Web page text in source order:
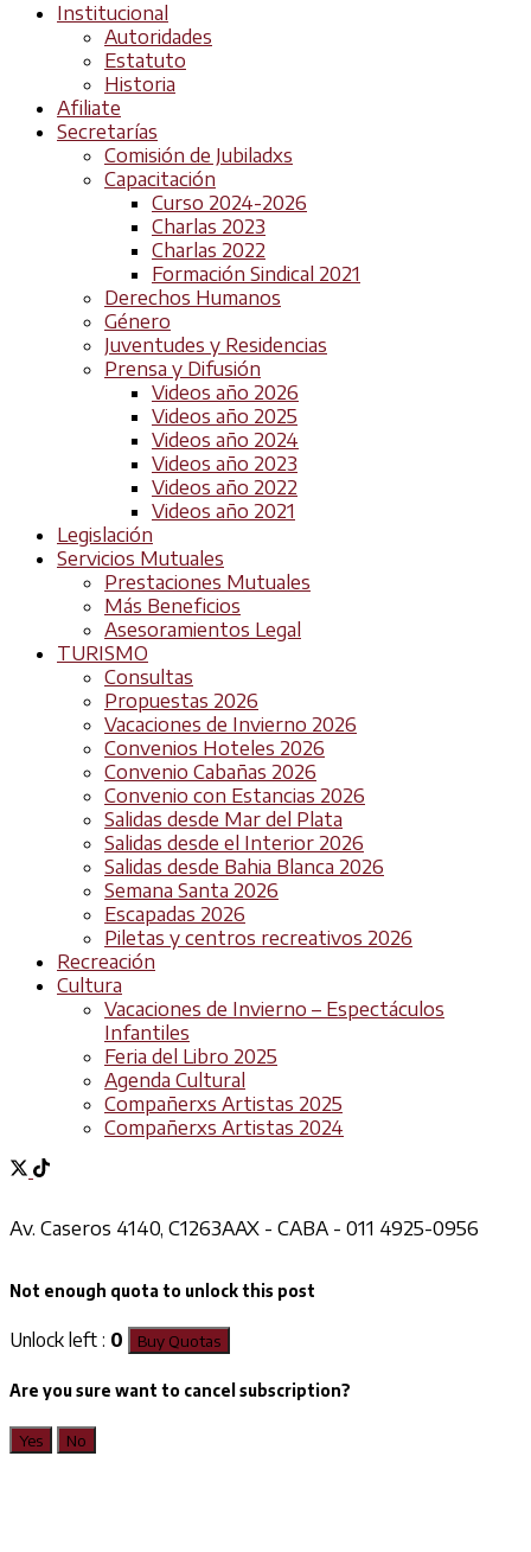
Institucional
Autoridades
Estatuto
Historia
Afiliate
Secretarías
Comisión de Jubiladxs
Capacitación
Curso 2024-2026
Charlas 2023
Charlas 2022
Formación Sindical 2021
Derechos Humanos
Género
Juventudes y Residencias
Prensa y Difusión
Videos año 2026
Videos año 2025
Videos año 2024
Videos año 2023
Videos año 2022
Videos año 2021
Legislación
Servicios Mutuales
Prestaciones Mutuales
Más Beneficios
Asesoramientos Legal
TURISMO
Consultas
Propuestas 2026
Vacaciones de Invierno 2026
Convenios Hoteles 2026
Convenio Cabañas 2026
Convenio con Estancias 2026
Salidas desde Mar del Plata
Salidas desde el Interior 2026
Salidas desde Bahia Blanca 2026
Semana Santa 2026
Escapadas 2026
Piletas y centros recreativos 2026
Recreación
Cultura
Vacaciones de Invierno – Espectáculos
Infantiles
Feria del Libro 2025
Agenda Cultural
Compañerxs Artistas 2025
Compañerxs Artistas 2024
Av. Caseros 4140, C1263AAX - CABA - 011 4925-0956
Not enough quota to unlock this post
Unlock left : 0 Buy Quotas
Are you sure want to cancel subscription?
Yes No